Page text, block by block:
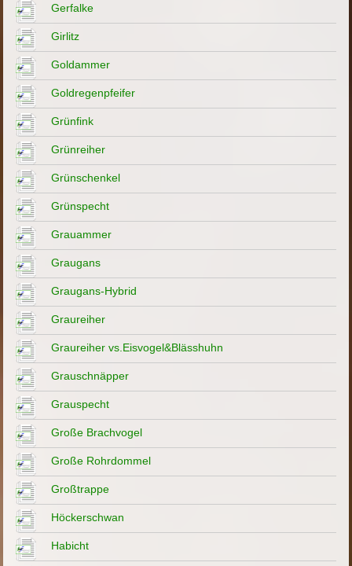
Gerfalke
Girlitz
Goldammer
Goldregenpfeifer
Grünfink
Grünreiher
Grünschenkel
Grünspecht
Grauammer
Graugans
Graugans-Hybrid
Graureiher
Graureiher vs.Eisvogel&Blässhuhn
Grauschnäpper
Grauspecht
Große Brachvogel
Große Rohrdommel
Großtrappe
Höckerschwan
Habicht